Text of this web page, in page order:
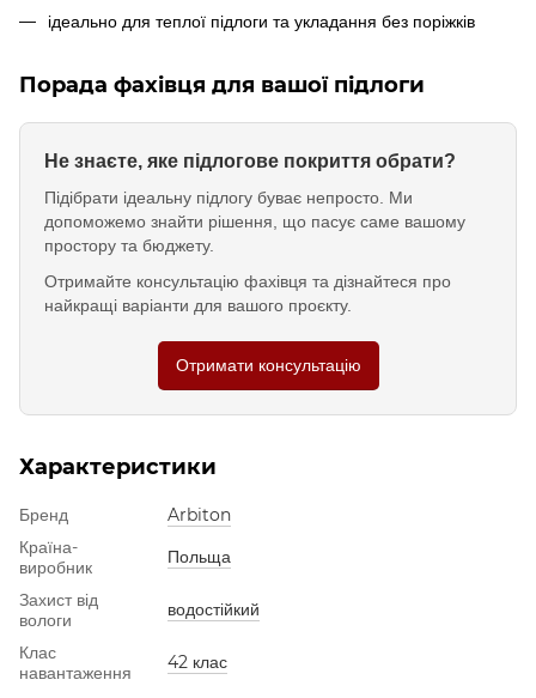
ідеально для теплої підлоги та укладання без поріжків
Порада фахівця для вашої підлоги
Не знаєте, яке підлогове покриття обрати?
Підібрати ідеальну підлогу буває непросто. Ми
допоможемо знайти рішення, що пасує саме вашому
простору та бюджету.
Отримайте консультацію фахівця та дізнайтеся про
найкращі варіанти для вашого проєкту.
Отримати консультацію
Характеристики
Бренд
Arbiton
Країна-
виробник
Польща
Захист від
вологи
водостійкий
Клас
навантаження
42 клас